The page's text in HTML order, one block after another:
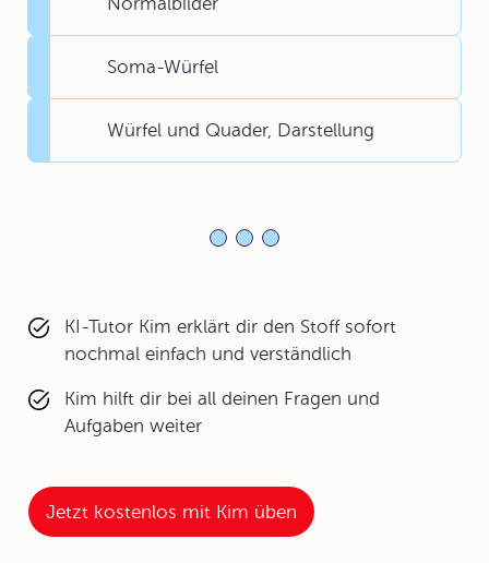
Soma-Würfel
Würfel und Quader, Darstellung
KI-Tutor Kim erklärt dir den Stoff sofort
nochmal einfach und verständlich
Kim hilft dir bei all deinen Fragen und
Aufgaben weiter
Jetzt kostenlos mit Kim üben